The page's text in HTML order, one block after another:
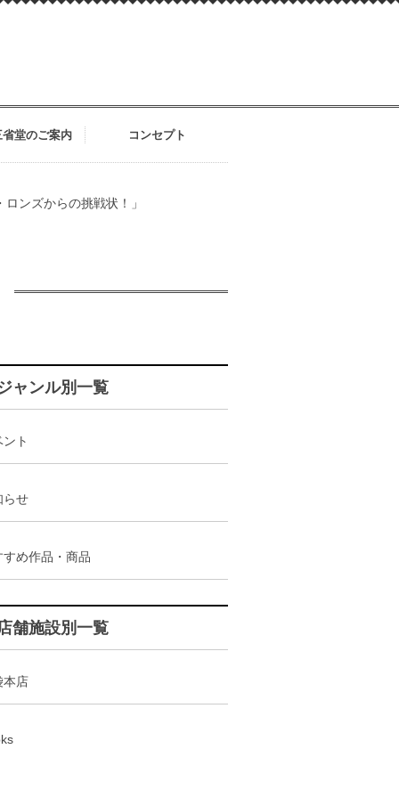
省堂のご案内 コンセプト
ンズからの挑戦状！」
ャンル別一覧
ント
らせ
すめ作品・商品
舗施設別一覧
本店